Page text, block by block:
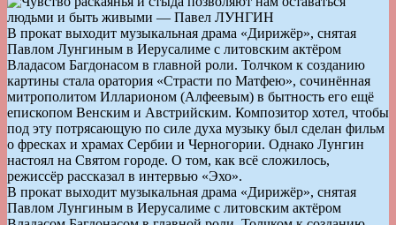
В прокат выходит музыкальная драма «Дирижёр», снятая
Павлом Лунгиным в Иерусалиме с литовским актёром
Владасом Багдонасом в главной роли. Толчком к созданию
картины стала оратория «Страсти по Матфею», сочинённая
митрополитом Илларионом (Алфеевым) в бытность его ещё
епископом Венским и Австрийским. Композитор хотел, чтобы
под эту потрясающую по силе духа музыку был сделан фильм
о фресках и храмах Сербии и Черногории. Однако Лунгин
настоял на Святом городе. О том, как всё сложилось,
режиссёр рассказал в интервью «Эхо».
В прокат выходит музыкальная драма «Дирижёр», снятая
Павлом Лунгиным в Иерусалиме с литовским актёром